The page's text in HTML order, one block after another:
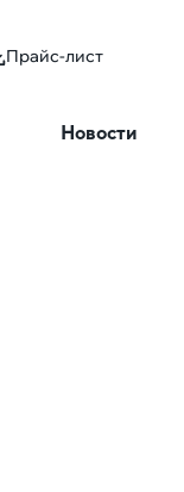
Прайс-лист
Новости